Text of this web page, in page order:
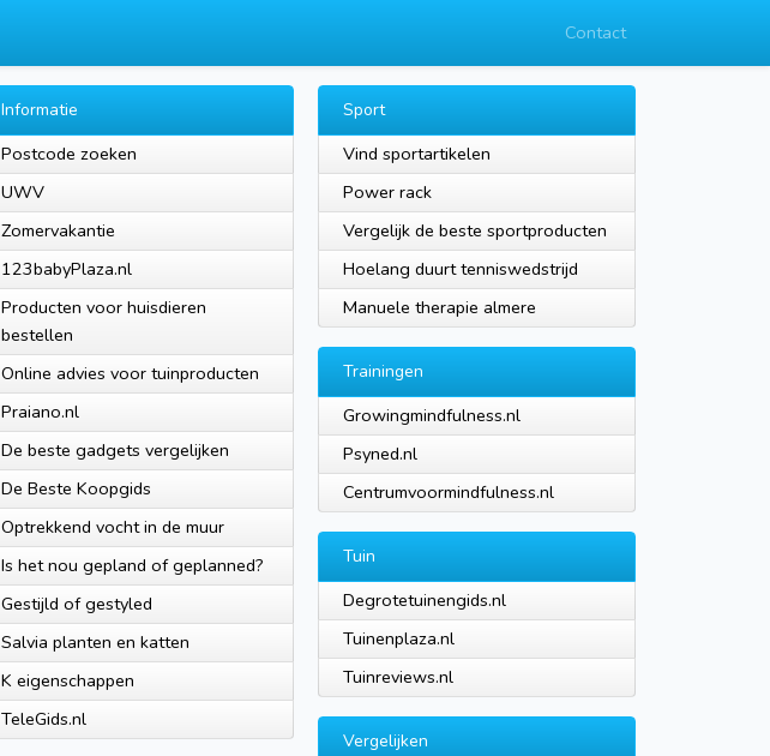
Contact
Informatie
Postcode zoeken
UWV
Zomervakantie
123babyPlaza.nl
Producten voor huisdieren
bestellen
Online advies voor tuinproducten
Praiano.nl
De beste gadgets vergelijken
De Beste Koopgids
Optrekkend vocht in de muur
Is het nou gepland of geplanned?
Gestijld of gestyled
Salvia planten en katten
K eigenschappen
TeleGids.nl
Sport
Vind sportartikelen
Power rack
Vergelijk de beste sportproducten
Hoelang duurt tenniswedstrijd
Manuele therapie almere
Trainingen
Growingmindfulness.nl
Psyned.nl
Centrumvoormindfulness.nl
Tuin
Degrotetuinengids.nl
Tuinenplaza.nl
Tuinreviews.nl
Vergelijken